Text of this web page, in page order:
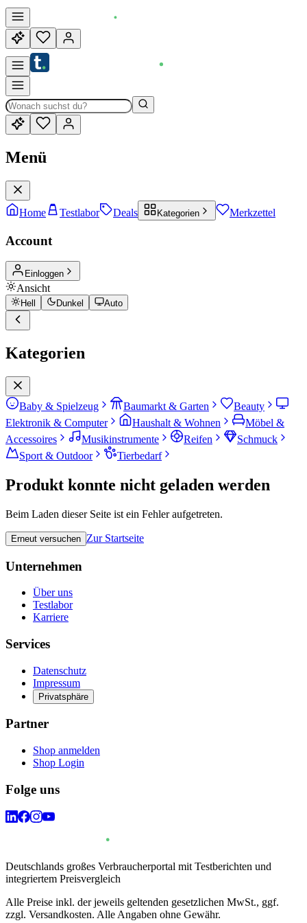
Menü
Home Testlabor Deals Kategorien Merkzettel
Account
Einloggen
Ansicht
Hell Dunkel Auto
Kategorien
Baby & Spielzeug Baumarkt & Garten
Beauty
Elektronik & Computer
Haushalt & Wohnen
Möbel &
Accessoires
Musikinstrumente Reifen
Schmuck
Sport & Outdoor
Tierbedarf
Produkt konnte nicht geladen werden
Beim Laden dieser Seite ist ein Fehler aufgetreten.
Erneut versuchen Zur Startseite
Unternehmen
Über uns
Testlabor
Karriere
Services
Datenschutz
Impressum
Privatsphäre
Partner
Shop anmelden
Shop Login
Folge uns
Deutschlands großes Verbraucherportal mit Testberichten und
integriertem Preisvergleich
Alle Preise inkl. der jeweils geltenden gesetzlichen MwSt., ggf.
zzgl. Versandkosten. Alle Angaben ohne Gewähr.